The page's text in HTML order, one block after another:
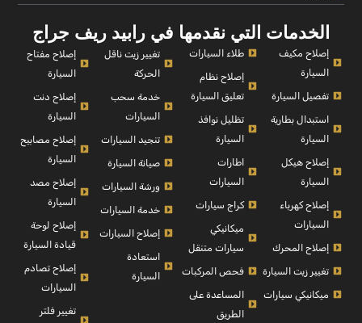
الخدمات التي نقدمها في رابيد ريف جراج
إصلاح مكيف
السيارة
تفصيل السيارة
استبدال بطارية
السيارة
إصلاح هيكل
السيارة
إصلاح كهرباء
السيارات
إصلاح المحرك
تغيير زيت السيارة
ميكانيكي سيارات
طلاء السيارات
إصلاح نظام
تعليق السيارة
تظليل نوافذ
السيارة
اطارات
السيارات
كراج سيارات
ميكانيكي
سيارات متنقل
فحص المركبات
المساعدة على
الطريق
تغيير زيت ناقل
الحركة
خدمة سحب
السيارات
تنجيد السيارات
صيانة السيارة
ورشة السيارات
خدمة السيارات
إصلاح السيارات
استعادة
السيارة
إصلاح مفتاح
السيارة
إصلاح دنت
السيارة
إصلاح مصابيح
السيارة
إصلاح مصد
السيارة
إصلاح لوحة
قيادة السيارة
إصلاح تصادم
السيارات
تغيير فلتر